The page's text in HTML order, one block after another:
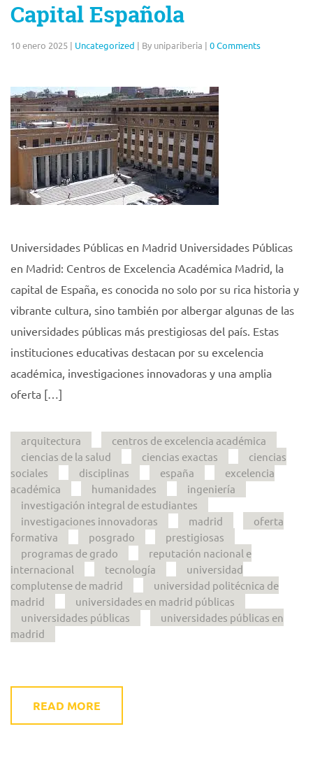
Capital Española
10 enero 2025 | Uncategorized | By unipariberia | 0 Comments
Universidades Públicas en Madrid Universidades Públicas
en Madrid: Centros de Excelencia Académica Madrid, la
capital de España, es conocida no solo por su rica historia y
vibrante cultura, sino también por albergar algunas de las
universidades públicas más prestigiosas del país. Estas
instituciones educativas destacan por su excelencia
académica, investigaciones innovadoras y una amplia
oferta […]
arquitectura
centros de excelencia académica
ciencias de la salud
ciencias exactas
ciencias
sociales
disciplinas españa
excelencia
académica
humanidades
ingeniería
investigación integral de estudiantes
investigaciones innovadoras
madrid
oferta
formativa
posgrado
prestigiosas
programas de grado
reputación nacional e
internacional
tecnología
universidad
complutense de madrid
universidad politécnica de
madrid
universidades en madrid públicas
universidades públicas
universidades públicas en
madrid
READ MORE